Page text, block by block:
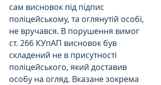
сам висновок під підпис
поліцейському, та оглянутій особі,
не вручався. В порушення вимог
ст. 266 КУпАП висновок був
складений не в присутності
поліцейського, який доставив
особу на огляд. Вказане зокрема